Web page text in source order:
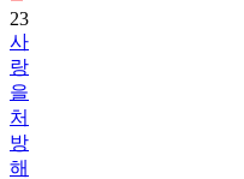
23
사
랑
을
처
방
해